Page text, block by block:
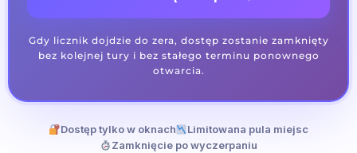
Gdy licznik dojdzie do zera, dostęp zostanie zamknięty
bez kolejnej tury i bez stałego terminu ponownego
otwarcia.
Dostęp tylko w oknach
Limitowana pula miejsc
Zamknięcie po wyczerpaniu